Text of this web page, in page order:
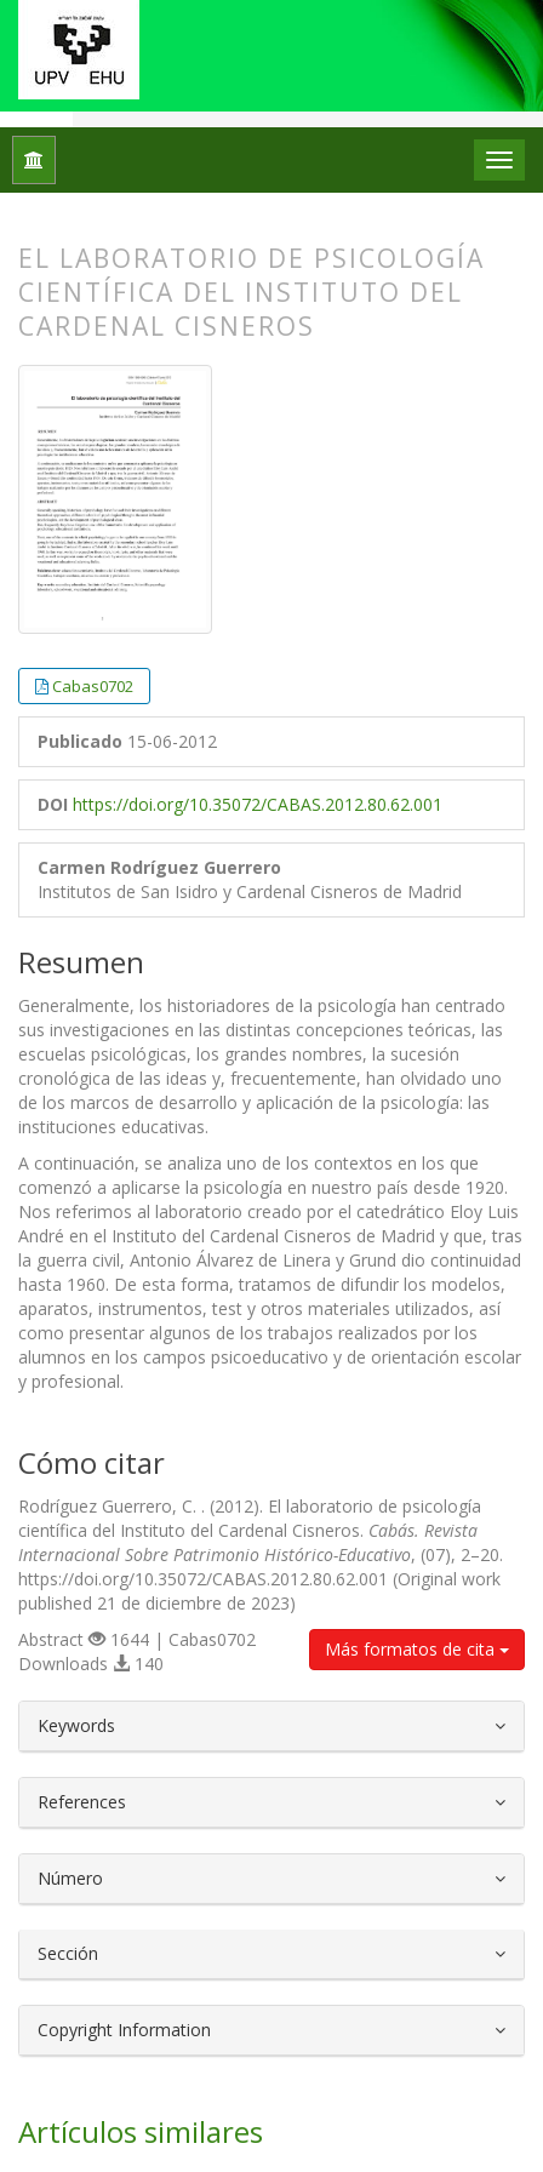
Inicio
EL LABORATORIO DE PSICOLOGÍA
CIENTÍFICA DEL INSTITUTO DEL
CARDENAL CISNEROS
Cabas0702
Publicado 15-06-2012
DOI https://doi.org/10.35072/CABAS.2012.80.62.001
Carmen Rodríguez Guerrero
Institutos de San Isidro y Cardenal Cisneros de Madrid
Resumen
Generalmente, los historiadores de la psicología han centrado
sus investigaciones en las distintas concepciones teóricas, las
escuelas psicológicas, los grandes nombres, la sucesión
cronológica de las ideas y, frecuentemente, han olvidado uno
de los marcos de desarrollo y aplicación de la psicología: las
instituciones educativas.
A continuación, se analiza uno de los contextos en los que
comenzó a aplicarse la psicología en nuestro país desde 1920.
Nos referimos al laboratorio creado por el catedrático Eloy Luis
André en el Instituto del Cardenal Cisneros de Madrid y que, tras
la guerra civil, Antonio Álvarez de Linera y Grund dio continuidad
hasta 1960. De esta forma, tratamos de difundir los modelos,
aparatos, instrumentos, test y otros materiales utilizados, así
como presentar algunos de los trabajos realizados por los
alumnos en los campos psicoeducativo y de orientación escolar
y profesional.
Cómo citar
Rodríguez Guerrero, C. . (2012). El laboratorio de psicología
científica del Instituto del Cardenal Cisneros. Cabás. Revista
Internacional Sobre Patrimonio Histórico-Educativo, (07), 2–20.
https://doi.org/10.35072/CABAS.2012.80.62.001 (Original work
published 21 de diciembre de 2023)
Más formatos de cita
Abstract
1644 | Cabas0702
Downloads
140
Keywords
References
Número
Sección
Copyright Information
Artículos similares